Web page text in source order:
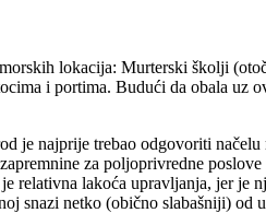
lokacija: Murterski školji
i portima. Budući da obala uz
najprije trebao odgovoriti
za poljoprivredne
relativna lakoća upravljanja, jer
snazi netko (obično slabašniji) od